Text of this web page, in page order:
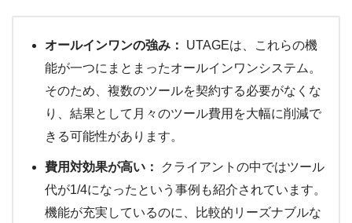
オールインワンの強み：
UTAGEは、これらの機
能が一つにまとまったオールインワンシステム。
そのため、複数のツールを契約する必要がなくな
り、結果として月々のツール費用を大幅に削減で
きる可能性があります。
費用対効果が高い：
クライアントの中ではツール
代が1/4になったという事例も紹介されています。
機能が充実しているのに、比較的リーズナブルな